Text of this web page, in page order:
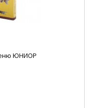
ЮНИОР